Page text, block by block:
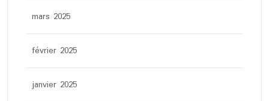
mars 2025
février 2025
janvier 2025